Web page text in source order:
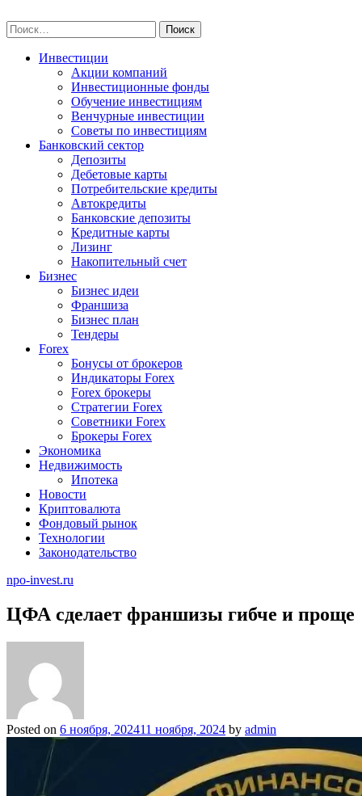
to
content
Найти:
Инвестиции
Акции компаний
Инвестиционные фонды
Обучение инвестициям
Венчурные инвестиции
Советы по инвестициям
Банковский сектор
Депозиты
Дебетовые карты
Потребительские кредиты
Автокредиты
Банковские депозиты
Кредитные карты
Лизинг
Накопительный счет
Бизнес
Бизнес идеи
Франшиза
Бизнес план
Тендеры
Forex
Бонусы от брокеров
Индикаторы Forex
Forex брокеры
Стратегии Forex
Советники Forex
Брокеры Forex
Экономика
Недвижимость
Ипотека
Новости
Криптовалюта
Фондовый рынок
Технологии
Законодательство
npo-invest.ru
ЦФА сделает франшизы гибче и проще
Posted on 6 ноября, 202411 ноября, 2024 by admin